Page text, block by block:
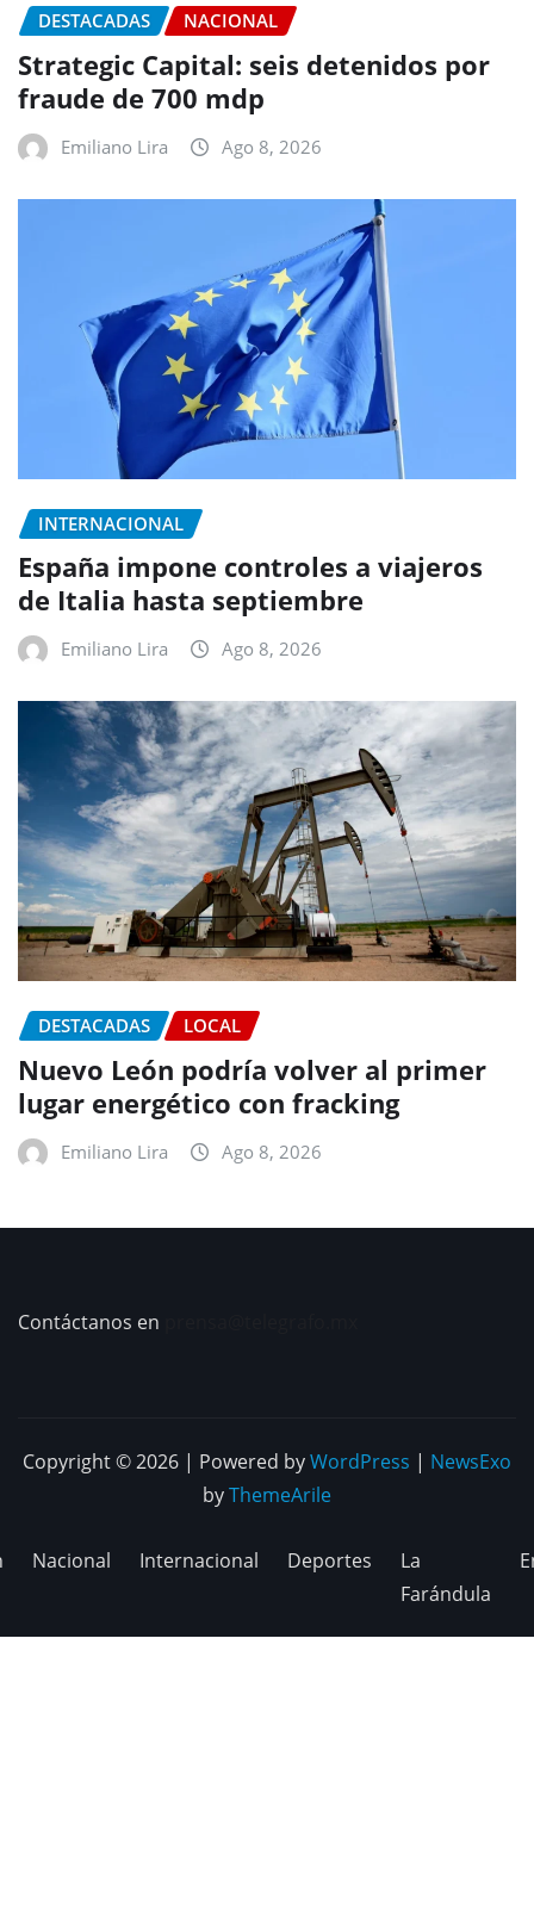
DESTACADAS NACIONAL
Strategic Capital: seis detenidos por
fraude de 700 mdp
Emiliano Lira Ago 8, 2026
INTERNACIONAL
España impone controles a viajeros
de Italia hasta septiembre
Emiliano Lira Ago 8, 2026
DESTACADAS LOCAL
Nuevo León podría volver al primer
lugar energético con fracking
Emiliano Lira Ago 8, 2026
Contáctanos en
Copyright © 2026 | Powered byWordPress | NewsExo
byThemeArile
Nacional Internacional Deportes
La
Farándula